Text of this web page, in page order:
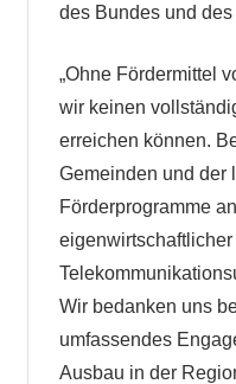
des Bundes und des
„Ohne Fördermittel
wir keinen
erreichen können.
Gemeinden und der
Förderprogramme
Wir bedanken uns
umfassendes
Ausbau in der